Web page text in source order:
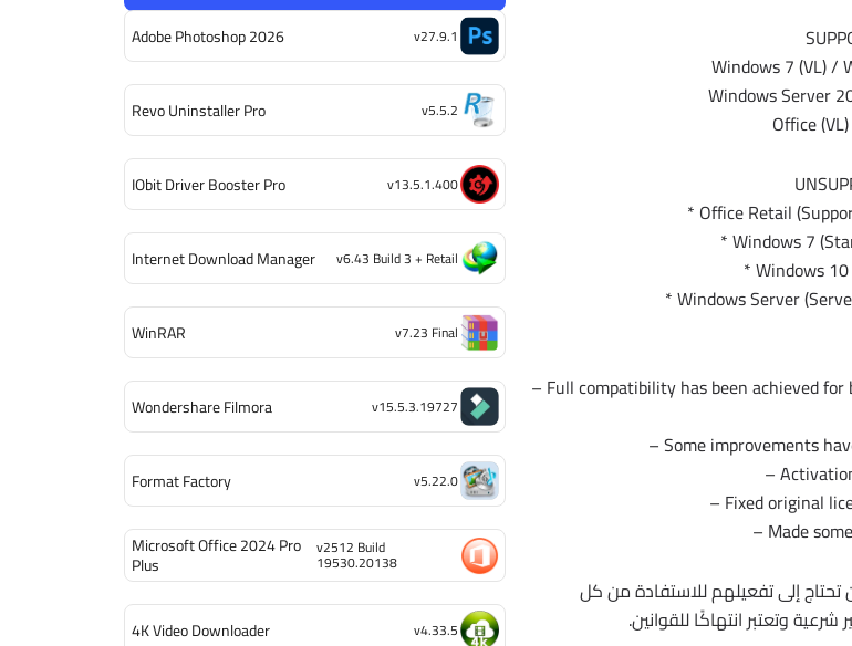
Adobe Photoshop 2026 v27.9.1
Revo Uninstaller Pro v5.5.2
IObit Driver Booster Pro v13.5.1.400
Internet Download Manager v6.43 Build 3 + Retail
WinRAR v7.23 Final
Wondershare Filmora v15.5.3.19727
Format Factory v5.22.0
Microsoft Office 2024 Pro
Plus
v2512 Build
19530.20138
4K Video Downloader v4.33.5
Windows 7 (VL) /
Windows Server
Office
* Office Retail
* Windows 7
* Windows
* Windows Server
– Full compatibility has been achieved
– Some improvements
–
– Fixed original
– Made
إلى تفعيلهم للاستفادة من كل
وتعتبر انتهاكًا للقوانين.